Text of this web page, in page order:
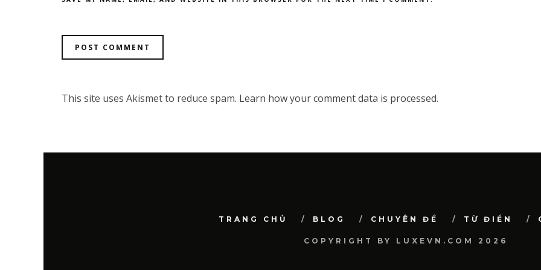
This site uses Akismet to reduce spam. Learn how your comment data is processed.
TRANG CHỦ BLOG CHUYÊN ĐỀ TỪ ĐIỂN
COPYRIGHT BY LUXEVN.COM 2026